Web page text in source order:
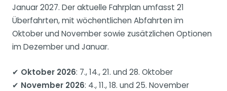
Januar 2027. Der aktuelle Fahrplan umfasst 21
Überfahrten, mit wöchentlichen Abfahrten im
Oktober und November sowie zusätzlichen Optionen
im Dezember und Januar.
✔ Oktober 2026: 7., 14., 21. und 28. Oktober
✔ November 2026: 4., 11., 18. und 25. November